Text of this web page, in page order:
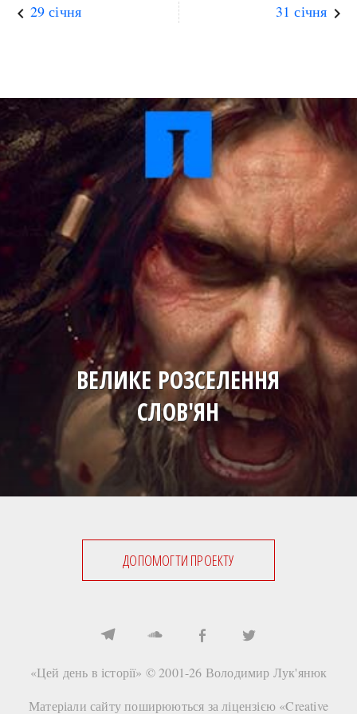
keyboard_arrow_left 29 січня 31 січня keyboard_arrow_right
ВЕЛИКЕ РОЗСЕЛЕННЯ
СЛОВ'ЯН
ДОПОМОГТИ ПРОЕКТУ
«Цей день в історії» © 2001-26 Володимир Лук'янюк
Матеріали сайту поширюються за ліцензією «Creative